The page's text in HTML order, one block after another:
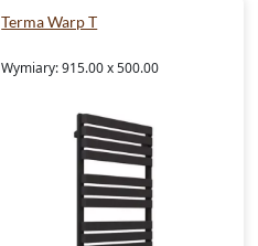
Terma Warp T
Wymiary: 915.00 x 500.00